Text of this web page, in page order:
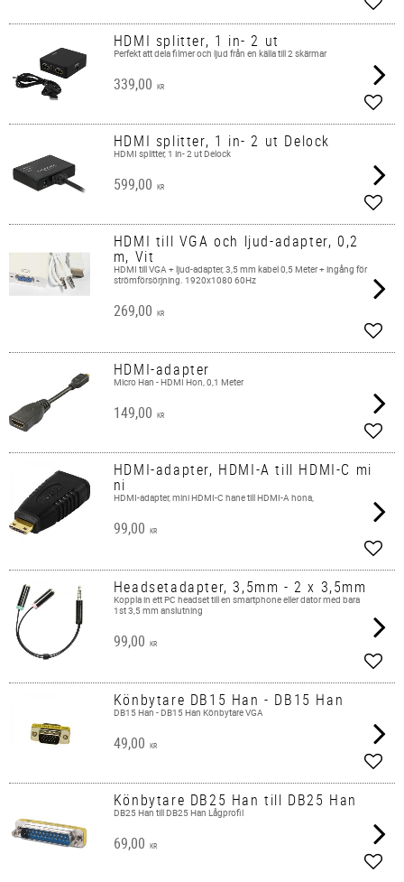
Add
HDMI splitter, 1 in- 2 ut
Perfekt att dela filmer och ljud från en källa till 2 skärmar
339,00 KR
Add
HDMI splitter, 1 in- 2 ut Delock
HDMI splitter, 1 in- 2 ut Delock
599,00 KR
Add
HDMI till VGA och ljud-adapter, 0,2
m, Vit
HDMI till VGA + ljud-adapter, 3,5 mm kabel 0,5 Meter + ingång för
strömförsörjning. 1920x1080 60Hz
269,00 KR
Add
HDMI-adapter
Micro Han - HDMI Hon, 0,1 Meter
149,00 KR
Add
HDMI-adapter, HDMI-A till HDMI-C mi
ni
HDMI-adapter, mini HDMI-C hane till HDMI-A hona,
99,00 KR
Add
Headsetadapter, 3,5mm - 2 x 3,5mm
Koppla in ett PC headset till en smartphone eller dator med bara
1st 3,5 mm anslutning
99,00 KR
Add
Könbytare DB15 Han - DB15 Han
DB15 Han - DB15 Han Könbytare VGA
49,00 KR
Add
Könbytare DB25 Han till DB25 Han
DB25 Han till DB25 Han Lågprofil
69,00 KR
Add